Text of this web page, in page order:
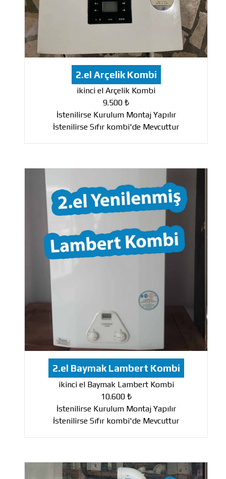
2.el Arçelik Kombi
ikinci el Arçelik Kombi
9.500 ₺
İstenilirse Kurulum Montaj Yapılır
İstenilirse Sıfır kombi'de Mevcuttur
2.el Baymak Lambert Kombi
ikinci el Baymak Lambert Kombi
10.600 ₺
İstenilirse Kurulum Montaj Yapılır
İstenilirse Sıfır kombi'de Mevcuttur